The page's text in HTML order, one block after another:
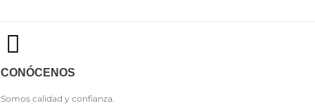
CONÓCENOS
Somos calidad y confianza.